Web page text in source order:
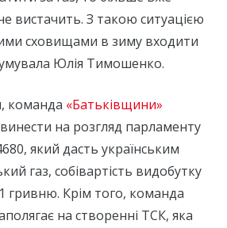
вистачить. З такою ситуацією
сховищами в зиму входити
Юлія Тимошенко.
команда «Батьківщини»
на розгляд парламенту
який дасть українським
газ, собівартість видобутку
гривню. Крім того, команда
на створенні ТСК, яка